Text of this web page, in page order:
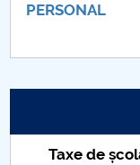
PERSONAL
Taxe de